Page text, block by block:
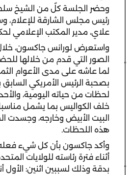
وحضر الجلسة كلٌ من الشيخ
رئيس مجلس الشارقة للإعلام،
علاي، مدير المكتب الإعلامي
واستعرض لورانس جاكسون،
الصور التي قدم من خلالها
لما عاشه على مدى الأعوام
بصحبة الرئيس الأمريكي السابق
لحظات من حياته اليومية،
خلف الكواليس بما يشمل
البيت الأبيض وخارجه،
هذه اللحظات.
وأكد جاكسون بأن كل شيء فعله
أثناء فترة رئاسته للولايات
بدقة وذلك لسببين اثنين: